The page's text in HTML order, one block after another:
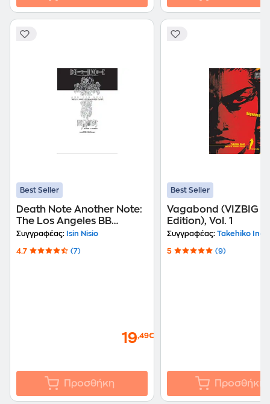
Best Seller
Death Note Another Note:
The Los Angeles BB
Murder Cases
Συγγραφέας: Isin Nisio
4.7 (7)
19,49€
Προσθήκη
Best Seller
Vagabond (VIZBIG
Edition), Vol. 1
Συγγραφέας: Takehiko
5 (9)
Προσθήκη